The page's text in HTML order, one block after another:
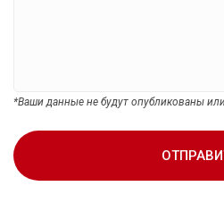
*Ваши данные не будут опубликованы